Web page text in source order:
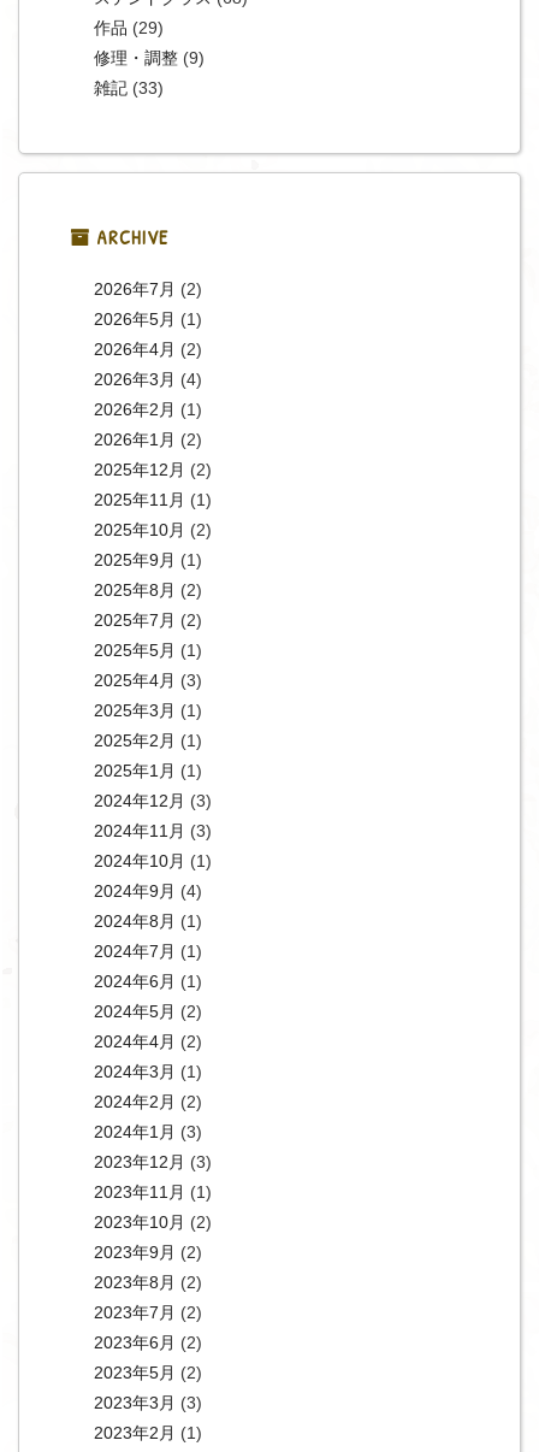
作品 (29)
修理・調整(9)
雑記(33)
ARCHIVE
2026年7月 (2)
2026年5月 (1)
2026年4月 (2)
2026年3月 (4)
2026年2月 (1)
2026年1月 (2)
2025年12月 (2)
2025年11月 (1)
2025年10月 (2)
2025年9月 (1)
2025年8月 (2)
2025年7月 (2)
2025年5月 (1)
2025年4月 (3)
2025年3月 (1)
2025年2月 (1)
2025年1月 (1)
2024年12月 (3)
2024年11月 (3)
2024年10月 (1)
2024年9月 (4)
2024年8月 (1)
2024年7月 (1)
2024年6月 (1)
2024年5月 (2)
2024年4月 (2)
2024年3月 (1)
2024年2月 (2)
2024年1月 (3)
2023年12月 (3)
2023年11月 (1)
2023年10月 (2)
2023年9月 (2)
2023年8月 (2)
2023年7月 (2)
2023年6月 (2)
2023年5月 (2)
2023年3月 (3)
2023年2月 (1)